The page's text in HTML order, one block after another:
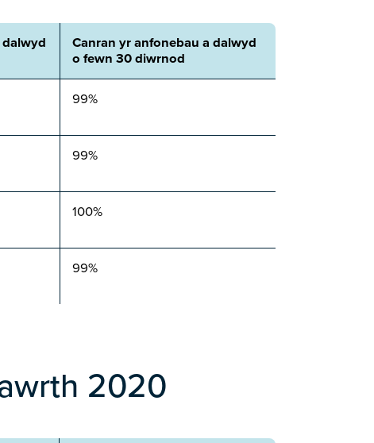
Canran yr anfonebau a dalwyd
o fewn 30 diwrnod
99%
99%
100%
99%
2020